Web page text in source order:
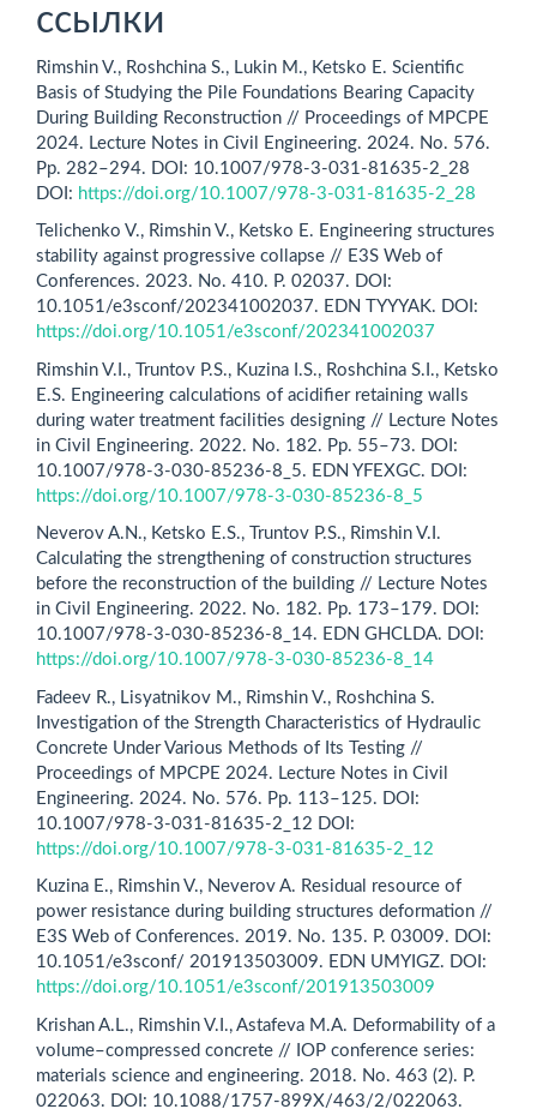
ссылки
Rimshin V., Roshchina S., Lukin M., Ketsko E. Scientific
Basis of Studying the Pile Foundations Bearing Capacity
During Building Reconstruction // Proceedings of MPCPE
2024. Lecture Notes in Civil Engineering. 2024. No. 576.
Pp. 282–294. DOI: 10.1007/978-3-031-81635-2_28
DOI: https://doi.org/10.1007/978-3-031-81635-2_28
Telichenko V., Rimshin V., Ketsko E. Engineering structures
stability against progressive collapse // E3S Web of
Conferences. 2023. No. 410. P. 02037. DOI:
10.1051/e3sconf/202341002037. EDN TYYYAK. DOI:
https://doi.org/10.1051/e3sconf/202341002037
Rimshin V.I., Truntov P.S., Kuzina I.S., Roshchina S.I., Ketsko
E.S. Engineering calculations of acidifier retaining walls
during water treatment facilities designing // Lecture Notes
in Civil Engineering. 2022. No. 182. Pp. 55–73. DOI:
10.1007/978-3-030-85236-8_5. EDN YFEXGC. DOI:
https://doi.org/10.1007/978-3-030-85236-8_5
Neverov A.N., Ketsko E.S., Truntov P.S., Rimshin V.I.
Calculating the strengthening of construction structures
before the reconstruction of the building // Lecture Notes
in Civil Engineering. 2022. No. 182. Pp. 173–179. DOI:
10.1007/978-3-030-85236-8_14. EDN GHCLDA. DOI:
https://doi.org/10.1007/978-3-030-85236-8_14
Fadeev R., Lisyatnikov M., Rimshin V., Roshchina S.
Investigation of the Strength Characteristics of Hydraulic
Concrete Under Various Methods of Its Testing //
Proceedings of MPCPE 2024. Lecture Notes in Civil
Engineering. 2024. No. 576. Pp. 113–125. DOI:
10.1007/978-3-031-81635-2_12 DOI:
https://doi.org/10.1007/978-3-031-81635-2_12
Kuzina E., Rimshin V., Neverov A. Residual resource of
power resistance during building structures deformation //
E3S Web of Conferences. 2019. No. 135. P. 03009. DOI:
10.1051/e3sconf/ 201913503009. EDN UMYIGZ. DOI:
https://doi.org/10.1051/e3sconf/201913503009
Krishan A.L., Rimshin V.I., Astafeva M.A. Deformability of a
volume–compressed concrete // IOP conference series:
materials science and engineering. 2018. No. 463 (2). P.
022063. DOI: 10.1088/1757-899X/463/2/022063.